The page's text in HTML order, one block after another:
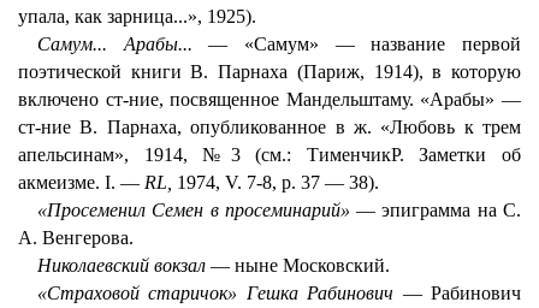
упала, как зарница...», 1925).
Самум... Арабы... — «Самум» — название первой
поэтической книги В. Парнаха (Париж, 1914), в которую
включено ст-ние, посвященное Мандельштаму. «Арабы» —
ст-ние В. Парнаха, опубликованное в ж. «Любовь к трем
апельсинам», 1914, №3 (см.: ТименчикР. Заметки об
акмеизме. I. — RL, 1974, V. 7-8, р. 37 — 38).
«Просеменил Семен в просеминарий»— эпиграмма на С.
А. Венгерова.
Николаевский вокзал — ныне Московский.
«Страховой старичок» Гешка Рабинович — Рабинович